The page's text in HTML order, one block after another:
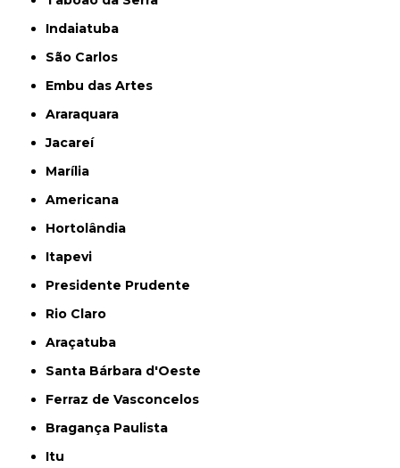
Indaiatuba
São Carlos
Embu das Artes
Araraquara
Jacareí
Marília
Americana
Hortolândia
Itapevi
Presidente Prudente
Rio Claro
Araçatuba
Santa Bárbara d'Oeste
Ferraz de Vasconcelos
Bragança Paulista
Itu